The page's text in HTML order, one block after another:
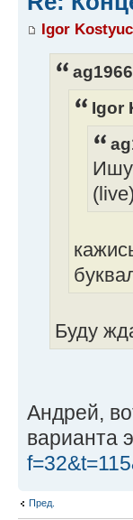
Igor
Igor
Ишу
(live)
Буду
Андрей,
варианта
Пред.